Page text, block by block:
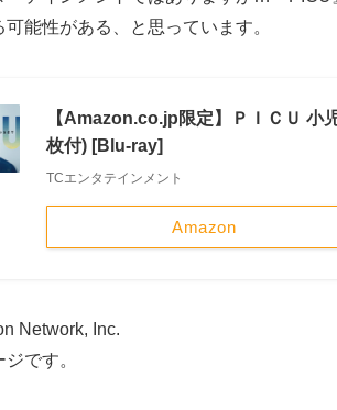
能性がある、と思っています。
【Amazon.co.jp限定】ＰＩＣＵ
枚付) [Blu-ray]
TCエンタテインメント
Amazon
Network, Inc.
です。